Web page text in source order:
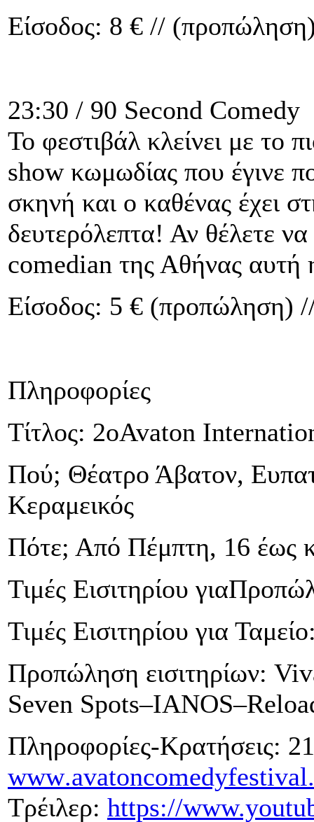
Είσοδος: 8 € //
23:30 / 90 Second Comedy
Το φεστιβάλ κλείνει με το
show κωμωδίας που έγινε
σκηνή και ο καθένας έχει
δευτερόλεπτα! Αν θέλετε
comedian της Αθήνας αυτή
Είσοδος: 5 € (προπώληση)
Πληροφορίες
Τίτλος: 2οAvaton
Πού; Θέατρο Άβατον,
Κεραμεικός
Πότε; Από Πέμπτη, 16 έως
Τιμές Εισιτηρίου
Τιμές Εισιτηρίου για
Προπώληση εισιτηρίων:
Seven
Πληροφορίες-Κρατήσεις:
www.avatoncomedyfestival.
Τρέιλερ: https://